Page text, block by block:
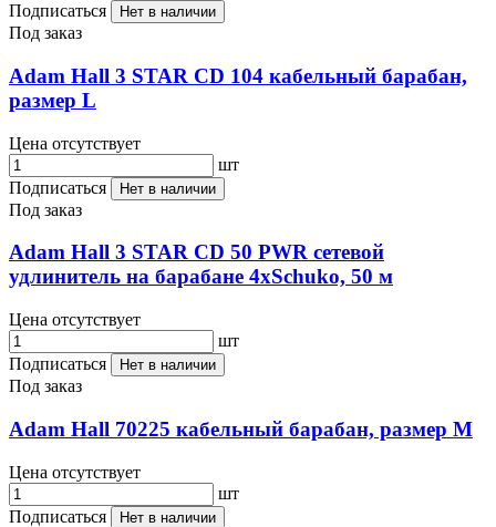
Подписаться Нет в наличии
Под заказ
Adam Hall 3 STAR CD 104 кабельный барабан,
размер L
Цена отсутствует
шт
Подписаться
Нет в наличии
Под заказ
Adam Hall 3 STAR CD 50 PWR сетевой
удлинитель на барабане 4хSchuko, 50 м
Цена отсутствует
шт
Подписаться
Нет в наличии
Под заказ
Adam Hall 70225 кабельный барабан, размер М
Цена отсутствует
шт
Подписаться
Нет в наличии